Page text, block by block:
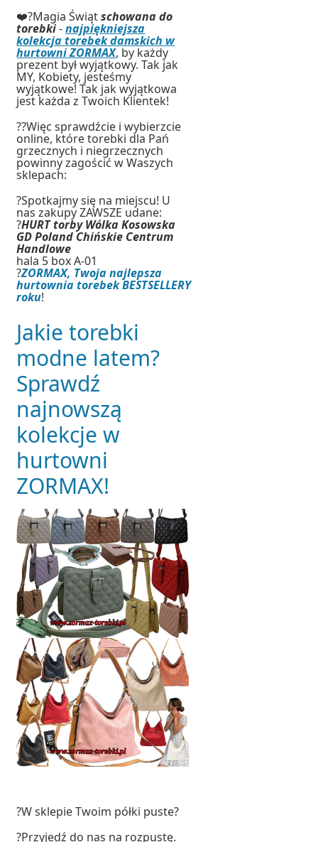
❤️?Magia Świątschowana do
torebki-najpiękniejsza
kolekcja torebek damskich w
hurtowni ZORMAX, by każdy
prezent był wyjątkowy. Tak jak
MY, Kobiety, jesteśmy
wyjątkowe! Tak jak wyjątkowa
jest każda z Twoich Klientek!
??Więc sprawdźcie i wybierzcie
online, które torebki dla Pań
grzecznych i niegrzecznych
powinny zagościć w Waszych
sklepach:
?Spotkajmy się na miejscu! U
nas zakupy ZAWSZE udane:
?HURT torby Wólka Kosowska
GD Poland Chińskie Centrum
Handlowe
hala 5 box A-01
?ZORMAX, Twoja najlepsza
hurtownia torebek BESTSELLERY
roku!
Jakie torebki
modne latem?
Sprawdź
najnowszą
kolekcje w
hurtowni
ZORMAX!
?W sklepie Twoim półki puste?
?Przyjedź do nas na rozpustę.